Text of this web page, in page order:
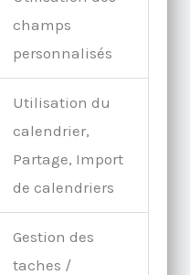
champs
personnalisés
Utilisation du
calendrier,
Partage, Import
de calendriers
Gestion des
taches /